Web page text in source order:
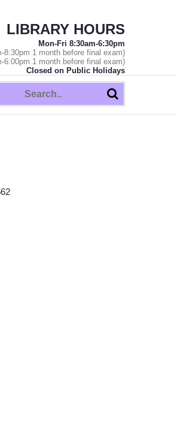
LIBRARY HOURS
Mon-Fri 8:30am-6:30pm
8:30pm 1 month before final exam)
6:00pm 1 month before final exam)
Closed on Public Holidays